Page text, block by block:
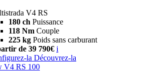
V4 RS
180 ch Puissance
118 Nm Couple
225 kg Poids sans carburant
de 39 790€ i
la Découvrez-la
V4 RS 100